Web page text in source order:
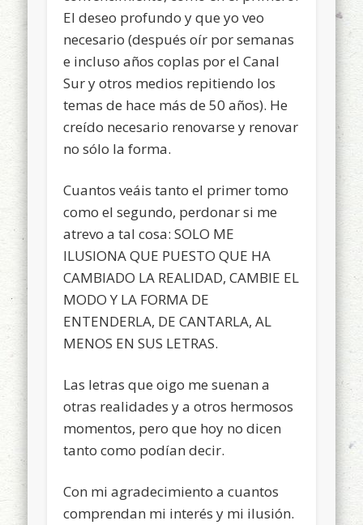
El deseo profundo y que yo veo
necesario (después oír por semanas
e incluso años coplas por el Canal
Sur y otros medios repitiendo los
temas de hace más de 50 años). He
creído necesario renovarse y renovar
no sólo la forma.
Cuantos veáis tanto el primer tomo
como el segundo, perdonar si me
atrevo a tal cosa: SOLO ME
ILUSIONA QUE PUESTO QUE HA
CAMBIADO LA REALIDAD, CAMBIE EL
MODO Y LA FORMA DE
ENTENDERLA, DE CANTARLA, AL
MENOS EN SUS LETRAS.
Las letras que oigo me suenan a
otras realidades y a otros hermosos
momentos, pero que hoy no dicen
tanto como podían decir.
Con mi agradecimiento a cuantos
comprendan mi interés y mi ilusión.